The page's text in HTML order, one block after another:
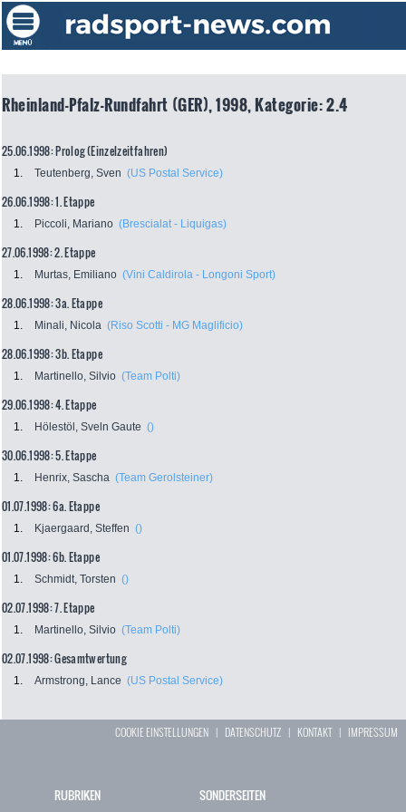
Rheinland-Pfalz-Rundfahrt (GER), 1998, Kategorie: 2.4
25.06.1998: Prolog (Einzelzeitfahren)
1. Teutenberg, Sven (US Postal Service)
26.06.1998: 1. Etappe
1. Piccoli, Mariano (Brescialat - Liquigas)
27.06.1998: 2. Etappe
1. Murtas, Emiliano (Vini Caldirola - Longoni Sport)
28.06.1998: 3a. Etappe
1. Minali, Nicola (Riso Scotti - MG Maglificio)
28.06.1998: 3b. Etappe
1. Martinello, Silvio (Team Polti)
29.06.1998: 4. Etappe
1. Hölestöl, Sveln Gaute ()
30.06.1998: 5. Etappe
1. Henrix, Sascha (Team Gerolsteiner)
01.07.1998: 6a. Etappe
1. Kjaergaard, Steffen ()
01.07.1998: 6b. Etappe
1. Schmidt, Torsten ()
02.07.1998: 7. Etappe
1. Martinello, Silvio (Team Polti)
02.07.1998: Gesamtwertung
1. Armstrong, Lance (US Postal Service)
COOKIE EINSTELLUNGEN | DATENSCHUTZ | KONTAKT| IMPRESSUM
RUBRIKEN SONDERSEITEN